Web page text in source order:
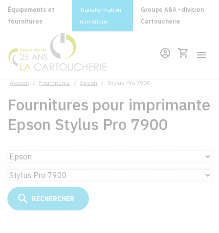
Équipements et
fournitures
Transformation
numérique
Groupe A&A - division
Cartoucherie
Accueil / Fournitures / Epson / Stylus Pro 7900
Fournitures pour imprimante
Epson Stylus Pro 7900